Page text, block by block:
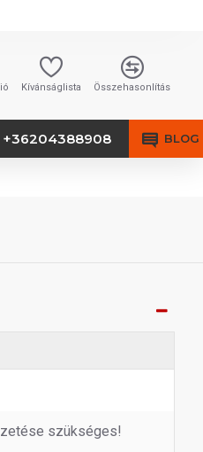
Kívánságlista Összehasonlítás
+36204388908 BLOG
szükséges!